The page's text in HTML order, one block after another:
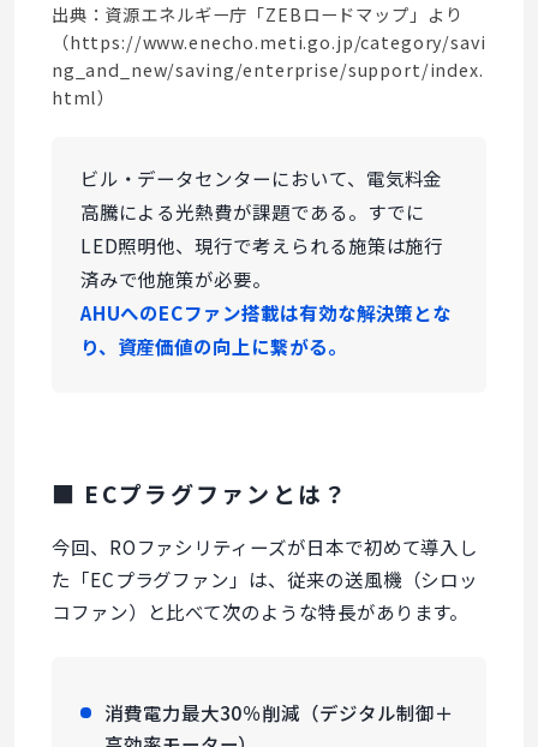
出典：資源エネルギー庁「ZEBロードマップ」より
（https://www.enecho.meti.go.jp/category/savi
ng_and_new/saving/enterprise/support/index.
html）
ビル・データセンターにおいて、電気料金
高騰による光熱費が課題である。すでに
LED照明他、現行で考えられる施策は施行
済みで他施策が必要。
AHUへのECファン搭載は有効な解決策とな
り、資産価値の向上に繋がる。
■ ECプラグファンとは？
今回、ROファシリティーズが日本で初めて導入し
た「ECプラグファン」は、従来の送風機（シロッ
コファン）と比べて次のような特長があります。
消費電力最大30％削減（デジタル制御＋